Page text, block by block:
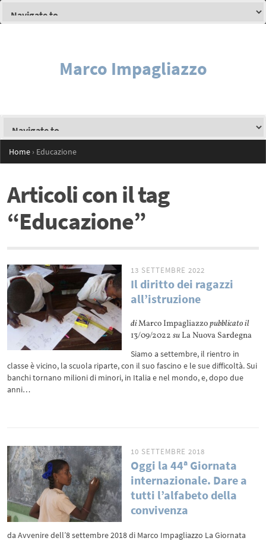
Marco Impagliazzo
Home › Educazione
Articoli con il tag
“Educazione”
13 SETTEMBRE 2022
Il diritto dei ragazzi
all’istruzione
diMarco Impagliazzopubblicato il
13/09/2022su La Nuova Sardegna
Siamo a settembre, il rientro in
classe è vicino, la scuola riparte, con il suo fascino e le sue difficoltà. Sui
banchi tornano milioni di minori, in Italia e nel mondo, e, dopo due
anni…
10 SETTEMBRE 2018
Oggi la 44ª Giornata
internazionale. Dare a
tutti l’alfabeto della
convivenza
da Avvenire dell’8 settembre 2018 di Marco Impagliazzo La Giornata